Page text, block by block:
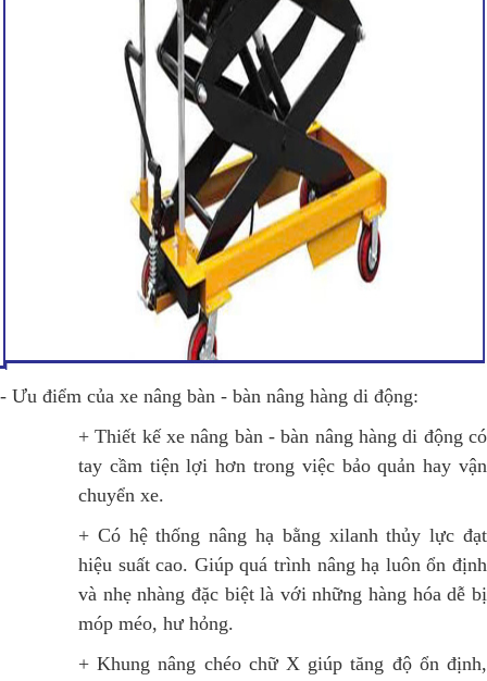
- Ưu điểm của xe nâng bàn - bàn nâng hàng di động:
+ Thiết kế xe nâng bàn - bàn nâng hàng di động có
tay cầm tiện lợi hơn trong việc bảo quản hay vận
chuyển xe.
+ Có hệ thống nâng hạ bằng xilanh thủy lực đạt
hiệu suất cao. Giúp quá trình nâng hạ luôn ổn định
và nhẹ nhàng đặc biệt là với những hàng hóa dễ bị
móp méo, hư hỏng.
+ Khung nâng chéo chữ X giúp tăng độ ổn định,